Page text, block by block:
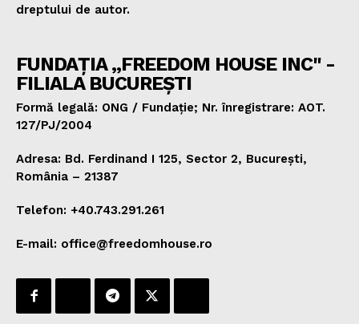
dreptului de autor.
FUNDAȚIA „FREEDOM HOUSE INC" -
FILIALA BUCUREȘTI
Formă legală: ONG / Fundație; Nr. înregistrare: AOT.
127/PJ/2004
Adresa: Bd. Ferdinand I 125, Sector 2, București,
România – 21387
Telefon: +40.743.291.261
E-mail: office@freedomhouse.ro